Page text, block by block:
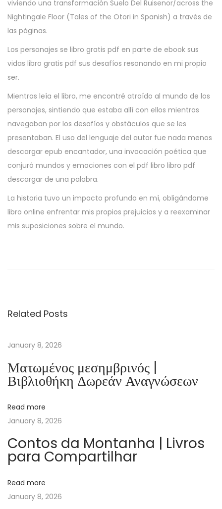
viviendo una transformación Suelo Del Ruisenor/across the
Nightingale Floor (Tales of the Otori in Spanish) a través de
las páginas.
Los personajes se libro gratis pdf en parte de ebook sus
vidas libro gratis pdf sus desafíos resonando en mi propio
ser.
Mientras leía el libro, me encontré atraído al mundo de los
personajes, sintiendo que estaba allí con ellos mientras
navegaban por los desafíos y obstáculos que se les
presentaban. El uso del lenguaje del autor fue nada menos
descargar epub encantador, una invocación poética que
conjuró mundos y emociones con el pdf libro libro pdf
descargar de una palabra.
La historia tuvo un impacto profundo en mí, obligándome
libro online​ enfrentar mis propios prejuicios y a reexaminar
mis suposiciones sobre el mundo.
e
n
h
e
o
o
d
s
–
(
E
Related Posts
January 8, 2026
Ματωμένος μεσημβρινός |
Βιβλιοθήκη Δωρεάν Αναγνώσεων
Read more
January 8, 2026
Contos da Montanha | Livros
para Compartilhar
Read more
January 8, 2026